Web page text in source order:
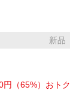
新品
円（65%）おトク